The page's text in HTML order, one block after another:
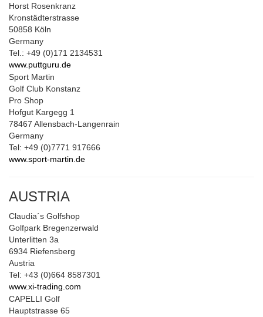
Horst Rosenkranz
Kronstädterstrasse
50858 Köln
Germany
Tel.: +49 (0)171 2134531
www.puttguru.de
Sport Martin
Golf Club Konstanz
Pro Shop
Hofgut Kargegg 1
78467 Allensbach-Langenrain
Germany
Tel: +49 (0)7771 917666
www.sport-martin.de
AUSTRIA
Claudia´s Golfshop
Golfpark Bregenzerwald
Unterlitten 3a
6934 Riefensberg
Austria
Tel: +43 (0)664 8587301
www.xi-trading.com
CAPELLI Golf
Hauptstrasse 65